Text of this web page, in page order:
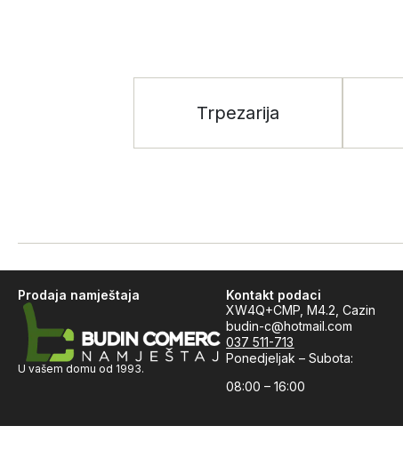
Trpezarija
Prodaja namještaja
U vašem domu od 1993.
Kontakt podaci
XW4Q+CMP, M4.2, Cazin
budin-c@hotmail.com
037 511-713
Ponedjeljak – Subota:
08:00 – 16:00